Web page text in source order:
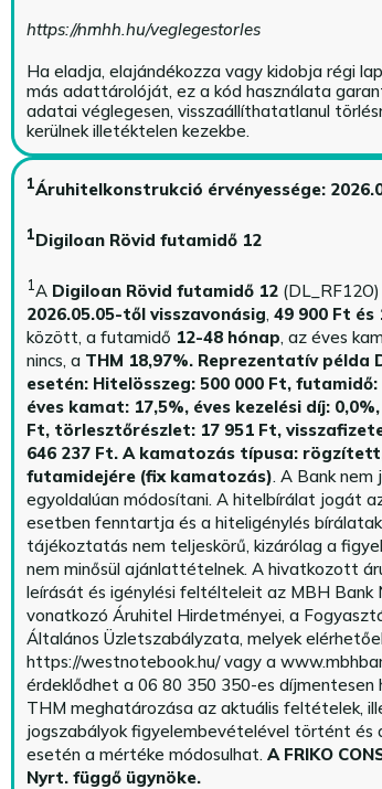
https://nmhh.hu/veglegestorles
Ha eladja, elajándékozza vagy kidobja régi
más adattárolóját, ez a kód használata
adatai véglegesen, visszaállíthatatlanul
kerülnek illetéktelen kezekbe.
1Áruhitelkonstrukció érvényessége:
1Digiloan Rövid futamidő 12
1A Digiloan Rövid futamidő 12
2026.05.05-től visszavonásig, 49 900 Ft és
között, a futamidő 12-48 hónap, az éves
nincs, a THM 18,97%. Reprezentatív példa
esetén: Hitelösszeg: 500 000 Ft, futamidő:
éves kamat: 17,5%, éves kezelési díj:
Ft, törlesztőrészlet: 17 951 Ft,
646 237 Ft. A kamatozás típusa:
futamidejére (fix kamatozás). A Bank
egyoldalúan módosítani. A hitelbírálat jogát
esetben fenntartja és a hiteligénylés
tájékoztatás nem teljeskörű, kizárólag a
nem minősül ajánlattételnek. A hivatkozott
leírását és igénylési feltélteleit az MBH Bank
vonatkozó Áruhitel Hirdetményei, a
Általános Üzletszabályzata, melyek
https://westnotebook.hu/vagy a
érdeklődhet a 06 80 350 350-es díjmentesen
THM meghatározása az aktuális feltételek,
jogszabályok figyelembevételével történt
esetén a mértéke módosulhat. A FRIKO
Nyrt. függő ügynöke.